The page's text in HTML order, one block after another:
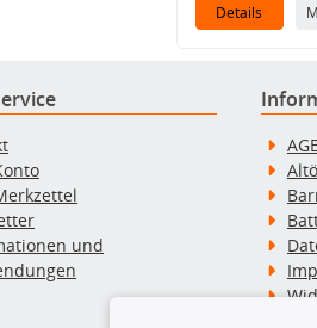
Details
und